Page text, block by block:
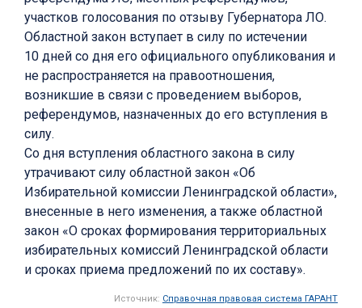
участков голосования по отзыву Губернатора ЛО.
Областной закон вступает в силу по истечении
10 дней со дня его официального опубликования и
не распространяется на правоотношения,
возникшие в связи с проведением выборов,
референдумов, назначенных до его вступления в
силу.
Со дня вступления областного закона в силу
утрачивают силу областной закон «Об
Избирательной комиссии Ленинградской области»,
внесенные в него изменения, а также областной
закон «О сроках формирования территориальных
избирательных комиссий Ленинградской области
и сроках приема предложений по их составу».
Источник: Справочная правовая система ГАРАНТ